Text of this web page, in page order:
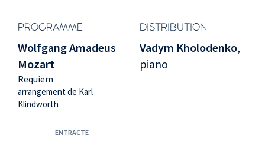
PROGRAMME DISTRIBUTION
Wolfgang Amadeus
Mozart
Requiem
arrangement de Karl
Klindworth
ENTRACTE
Vadym Kholodenko,
piano